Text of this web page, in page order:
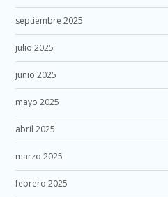
septiembre 2025
julio 2025
junio 2025
mayo 2025
abril 2025
marzo 2025
febrero 2025